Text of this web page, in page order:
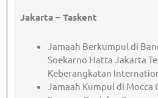
Jakarta – Taskent
Jamaah Berkumpul di
Soekarno Hatta Jakarta
Keberangkatan
Jamaah Kumpul di Mocca